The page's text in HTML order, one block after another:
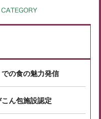
の食の魅力発信
ん包施設認定